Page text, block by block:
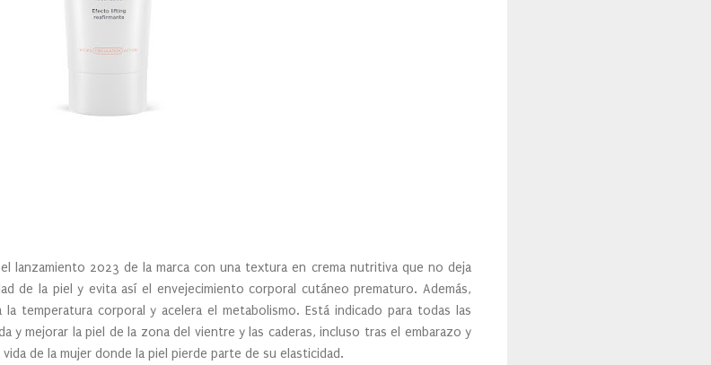
el lanzamiento 2023 de la marca con una textura en crema nutritiva que no deja
de la piel y evita así el envejecimiento corporal cutáneo prematuro. Además,
la temperatura corporal y acelera el metabolismo. Está indicado para todas las
y mejorar la piel de la zona del vientre y las caderas, incluso tras el embarazo y
de la mujer donde la piel pierde parte de su elasticidad.